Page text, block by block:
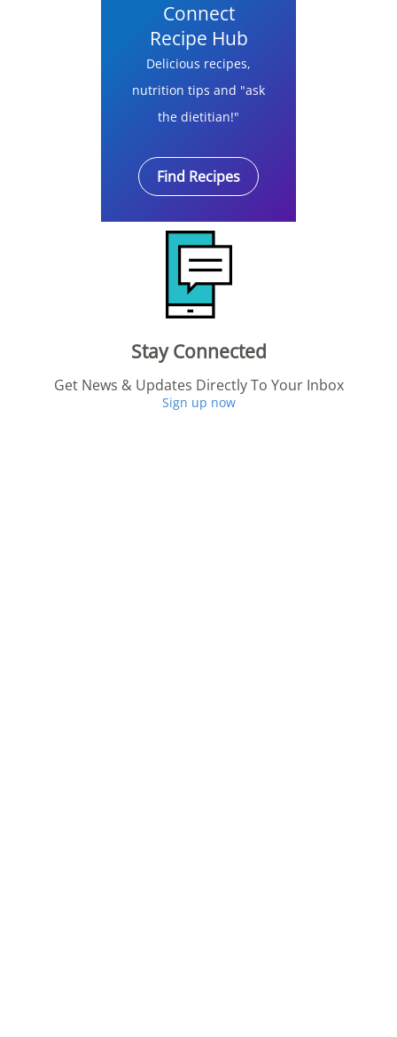
Connect
Recipe Hub
Delicious recipes,
nutrition tips and "ask
the dietitian!"
Find Recipes
Stay Connected
Get News & Updates Directly To Your Inbox
Sign up now